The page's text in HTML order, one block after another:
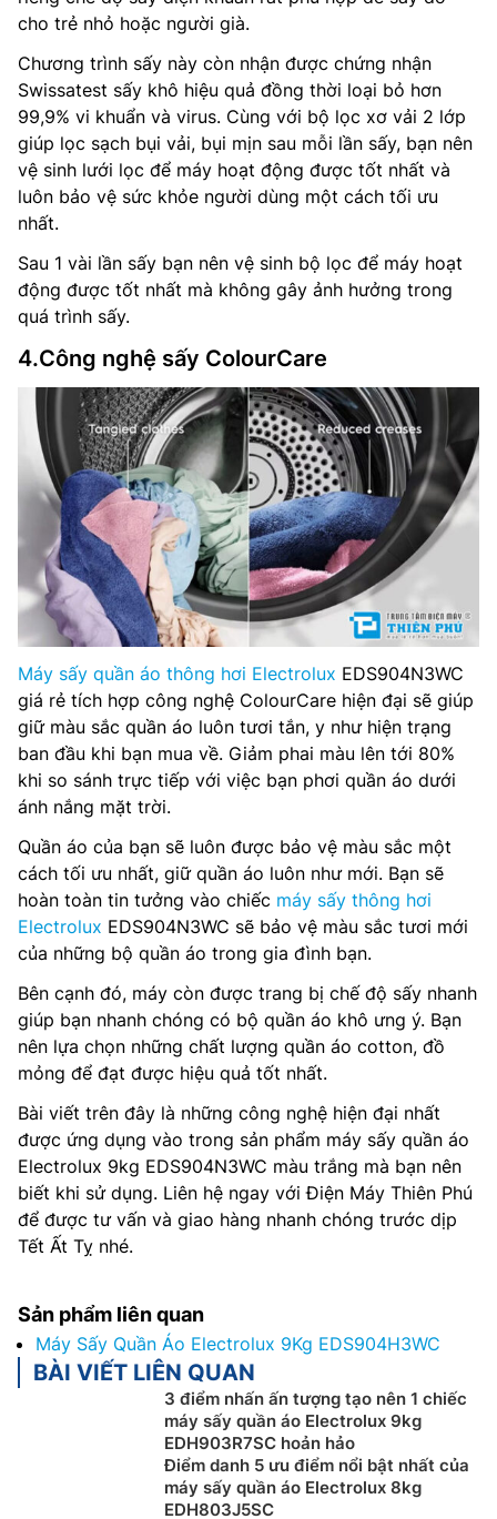
cho trẻ nhỏ hoặc người già.
Chương trình sấy này còn nhận được chứng nhận
Swissatest sấy khô hiệu quả đồng thời loại bỏ hơn
99,9% vi khuẩn và virus. Cùng với bộ lọc xơ vải 2 lớp
giúp lọc sạch bụi vải, bụi mịn sau mỗi lần sấy, bạn nên
vệ sinh lưới lọc để máy hoạt động được tốt nhất và
luôn bảo vệ sức khỏe người dùng một cách tối ưu
nhất.
Sau 1 vài lần sấy bạn nên vệ sinh bộ lọc để máy hoạt
động được tốt nhất mà không gây ảnh hưởng trong
quá trình sấy.
4.Công nghệ sấy ColourCare
Máy sấy quần áo thông hơi Electrolux EDS904N3WC
giá rẻ tích hợp công nghệ ColourCare hiện đại sẽ giúp
giữ màu sắc quần áo luôn tươi tắn, y như hiện trạng
ban đầu khi bạn mua về. Giảm phai màu lên tới 80%
khi so sánh trực tiếp với việc bạn phơi quần áo dưới
ánh nắng mặt trời.
Quần áo của bạn sẽ luôn được bảo vệ màu sắc một
cách tối ưu nhất, giữ quần áo luôn như mới. Bạn sẽ
hoàn toàn tin tưởng vào chiếc máy sấy thông hơi
Electrolux EDS904N3WC sẽ bảo vệ màu sắc tươi mới
của những bộ quần áo trong gia đình bạn.
Bên cạnh đó, máy còn được trang bị chế độ sấy nhanh
giúp bạn nhanh chóng có bộ quần áo khô ưng ý. Bạn
nên lựa chọn những chất lượng quần áo cotton, đồ
mỏng để đạt được hiệu quả tốt nhất.
Bài viết trên đây là những công nghệ hiện đại nhất
được ứng dụng vào trong sản phẩm máy sấy quần áo
Electrolux 9kg EDS904N3WC màu trắng mà bạn nên
biết khi sử dụng. Liên hệ ngay với Điện Máy Thiên Phú
để được tư vấn và giao hàng nhanh chóng trước dịp
Tết Ất Tỵ nhé.
Sản phẩm liên quan
Máy Sấy Quần Áo Electrolux 9Kg EDS904H3WC
BÀI VIẾT LIÊN QUAN
3 điểm nhấn ấn tượng tạo nên 1 chiếc
máy sấy quần áo Electrolux 9kg
EDH903R7SC hoản hảo
Điểm danh 5 ưu điểm nổi bật nhất của
máy sấy quần áo Electrolux 8kg
EDH803J5SC